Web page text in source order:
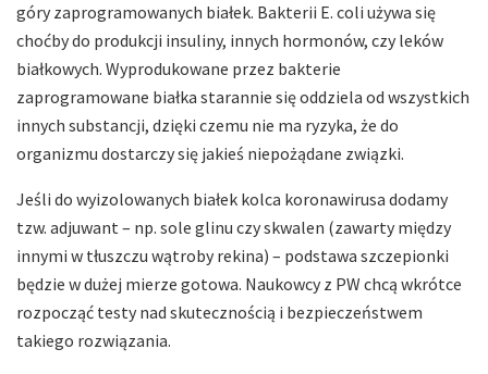
góry zaprogramowanych białek. Bakterii E. coli używa się
choćby do produkcji insuliny, innych hormonów, czy leków
białkowych. Wyprodukowane przez bakterie
zaprogramowane białka starannie się oddziela od wszystkich
innych substancji, dzięki czemu nie ma ryzyka, że do
organizmu dostarczy się jakieś niepożądane związki.
Jeśli do wyizolowanych białek kolca koronawirusa dodamy
tzw. adjuwant – np. sole glinu czy skwalen (zawarty między
innymi w tłuszczu wątroby rekina) – podstawa szczepionki
będzie w dużej mierze gotowa. Naukowcy z PW chcą wkrótce
rozpocząć testy nad skutecznością i bezpieczeństwem
takiego rozwiązania.